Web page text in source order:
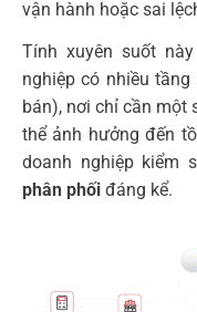
vận hành hoặc sai
Tính xuyên suốt
nghiệp có nhiều
bán), nơi chỉ cần một
thể ảnh hưởng đến
doanh nghiệp kiểm
phân phối đáng kể.